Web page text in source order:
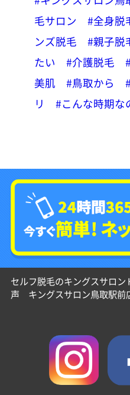
毛サロン
#全身脱
ンズ脱毛
#親子脱
たい
#介護脱毛
美肌
#鳥取から
リ
#こんな時期な
セルフ脱毛のキングスサロン
声 キングスサロン鳥取駅前